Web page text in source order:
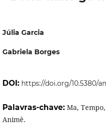
Júlia Garcia
Gabriela Borges
DOI: https://doi.org/10.5380/
Palavras-chave: Ma,
Animê.